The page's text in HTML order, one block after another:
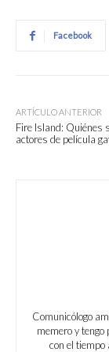
Facebook
ARTÍCULO ANTERIOR
Fire Island: Quiénes
actores de película
Comunicólogo
memero y tengo
con el